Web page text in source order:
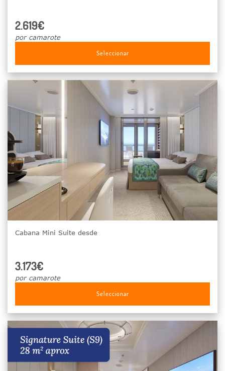
2.619€
por camarote
Seleccionar
Cabana Mini Suite desde
3.173€
por camarote
Seleccionar